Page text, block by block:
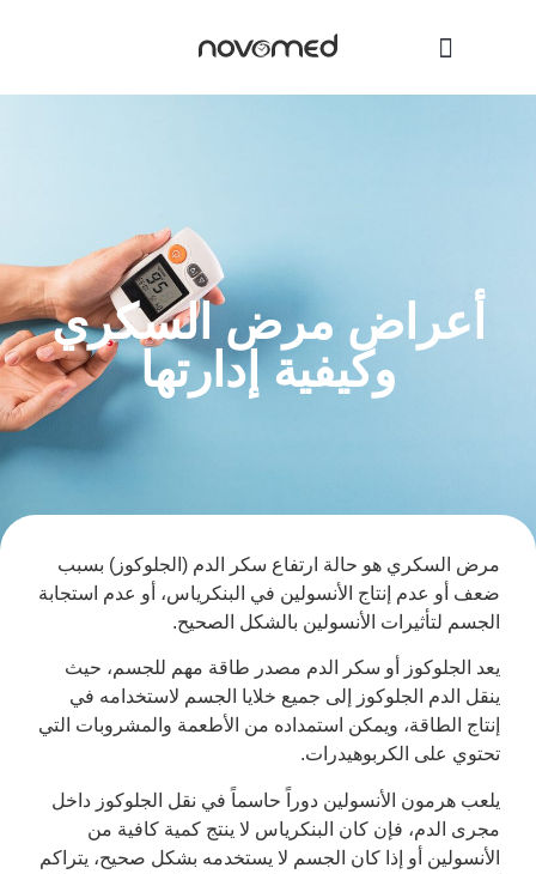
أعراض مرض السكري
وكيفية إدارتها
مرض السكري هو حالة ارتفاع سكر الدم (الجلوكوز) بسبب
ضعف أو عدم إنتاج الأنسولين في البنكرياس، أو عدم استجابة
الجسم لتأثيرات الأنسولين بالشكل الصحيح.
يعد الجلوكوز أو سكر الدم مصدر طاقة مهم للجسم، حيث
ينقل الدم الجلوكوز إلى جميع خلايا الجسم لاستخدامه في
إنتاج الطاقة، ويمكن استمداده من الأطعمة والمشروبات التي
تحتوي على الكربوهيدرات.
يلعب هرمون الأنسولين دوراً حاسماً في نقل الجلوكوز داخل
مجرى الدم، فإن كان البنكرياس لا ينتج كمية كافية من
الأنسولين أو إذا كان الجسم لا يستخدمه بشكل صحيح، يتراكم